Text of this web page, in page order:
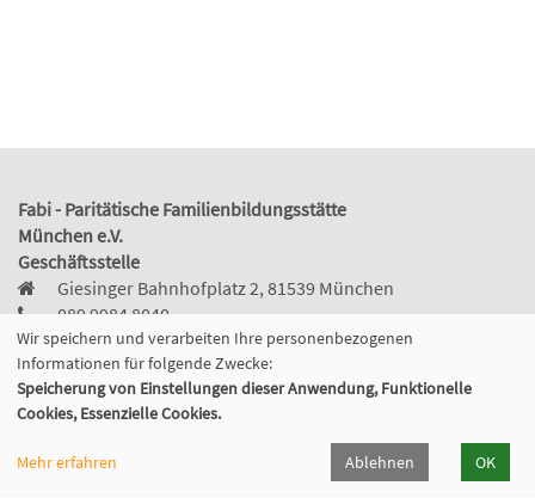
Fabi - Paritätische Familienbildungsstätte
München e.V.
Geschäftsstelle
Giesinger Bahnhofplatz 2, 81539 München
089 9984 8040
089/998480-50
info@fabi-muenchen.de
Gefördert von der
Wir speichern und verarbeiten Ihre personenbezogenen
Informationen für folgende Zwecke:
Speicherung von Einstellungen dieser Anwendung, Funktionelle
Cookies, Essenzielle Cookies.
Mehr erfahren Ablehnen OK